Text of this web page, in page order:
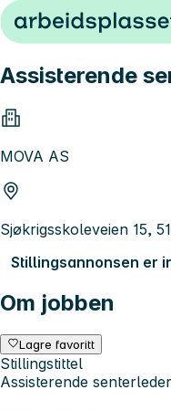
Hopp til innhold
Assisterende
MOVA AS
Sjøkrigsskoleveien 15,
Stillingsannonsen er
Om jobben
Lagre favoritt
Stillingstittel
Assisterende senterleder